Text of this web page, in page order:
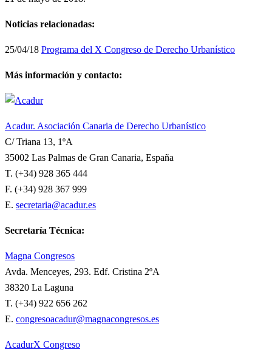
Noticias relacionadas:
25/04/18 Programa del X Congreso de Derecho Urbanístico
Más información y contacto:
Acadur. Asociación Canaria de Derecho Urbanístico
C/ Triana 13, 1ºA
35002 Las Palmas de Gran Canaria, España
T. (+34) 928 365 444
F. (+34) 928 367 999
E. secretaria@acadur.es
Secretaría Técnica:
Magna Congresos
Avda. Menceyes, 293. Edf. Cristina 2ºA
38320 La Laguna
T. (+34) 922 656 262
E. congresoacadur@magnacongresos.es
AcadurX Congreso